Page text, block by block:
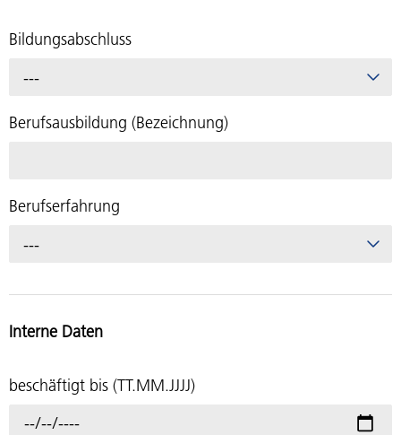
Bildungsabschluss
---
Berufsausbildung (Bezeichnung)
Berufserfahrung
---
Interne Daten
beschäftigt bis (TT.MM.JJJJ)